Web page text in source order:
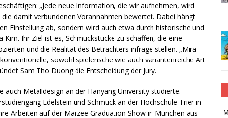
„Jede neue Information, die wir aufnehmen, wird
damit verbundenen Vorannahmen bewertet. Dabei hängt
Einstellung ab, sondern wird auch etwa durch historische und
Kim. Ihr Ziel ist es, Schmuckstücke zu schaffen, die eine
und die Realität des Betrachters infrage stellen. „Mira
sowohl spielerische wie auch variantenreiche Art
Sam Tho Duong die Entscheidung der Jury.
auch Metalldesign an der Hanyang University studierte.
Edelstein und Schmuck an der Hochschule Trier in
Arbeiten auf der Marzee Graduation Show in München aus